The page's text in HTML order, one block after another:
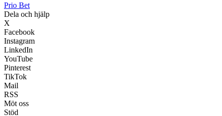
Prio Bet
Dela och hjälp
X
Facebook
Instagram
LinkedIn
YouTube
Pinterest
TikTok
Mail
RSS
Möt oss
Stöd